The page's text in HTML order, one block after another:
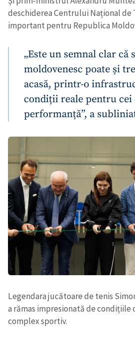
deschiderea Centrului Național de
important pentru Republica
„Este un semnal clar că
moldovenesc poate și
acasă, printr-o
condiții reale pentru cei
performanță”, a
Legendara jucătoare de tenis
a rămas impresionată de condițiile
complex sportiv.